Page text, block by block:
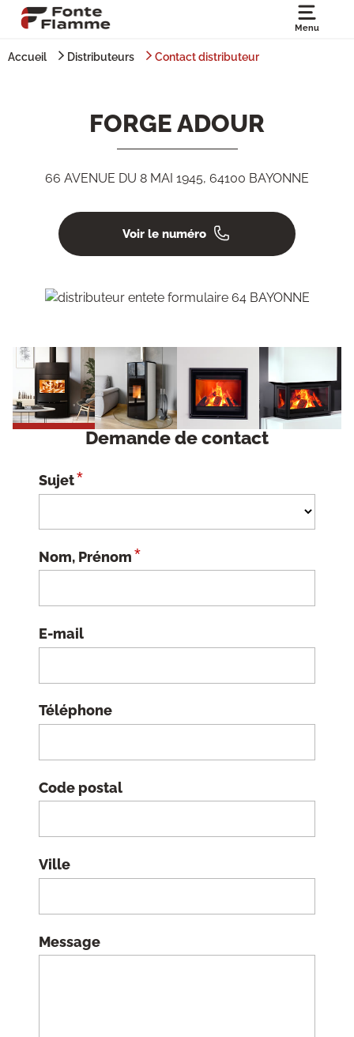
Menu
Accueil Distributeurs Contact distributeur
FORGE ADOUR
66 AVENUE DU 8 MAI 1945, 64100 BAYONNE
Voir le numéro
Demande de contact
Sujet*
Nom, Prénom*
E-mail
Téléphone
Code postal
Ville
Message